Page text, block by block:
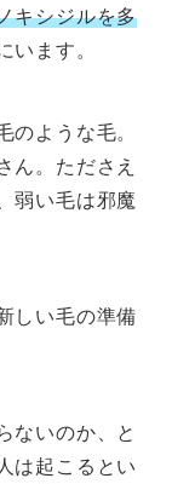
キシジルを多
います。
ような毛。
ん。たださえ
弱い毛は邪魔
しい毛の準備
ないのか、と
は起こるとい